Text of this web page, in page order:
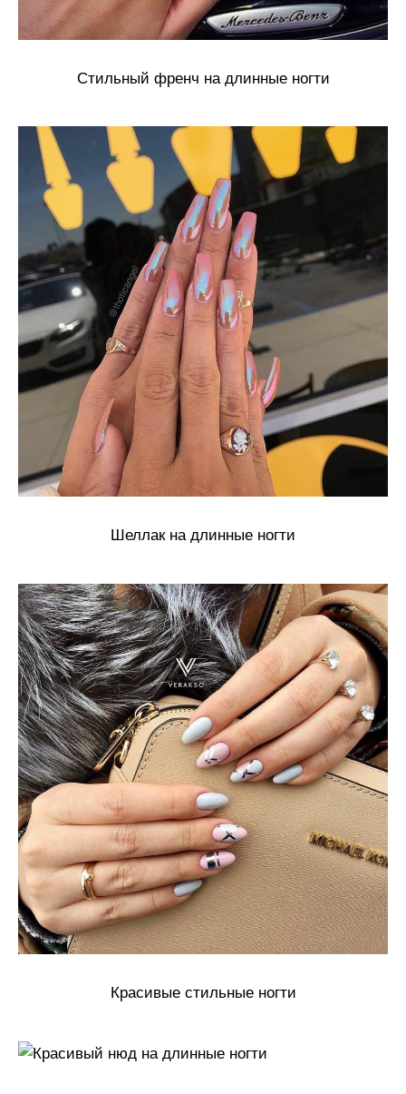
Стильный френч на длинные ногти
Шеллак на длинные ногти
Красивые стильные ногти